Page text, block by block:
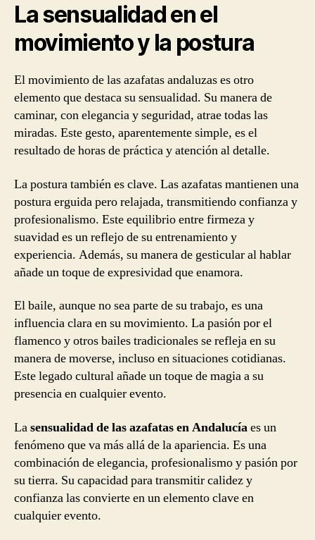
La sensualidad en el
movimiento y la postura
El movimiento de las azafatas andaluzas es otro
elemento que destaca su sensualidad. Su manera de
caminar, con elegancia y seguridad, atrae todas las
miradas. Este gesto, aparentemente simple, es el
resultado de horas de práctica y atención al detalle.
La postura también es clave. Las azafatas mantienen una
postura erguida pero relajada, transmitiendo confianza y
profesionalismo. Este equilibrio entre firmeza y
suavidad es un reflejo de su entrenamiento y
experiencia. Además, su manera de gesticular al hablar
añade un toque de expresividad que enamora.
El baile, aunque no sea parte de su trabajo, es una
influencia clara en su movimiento. La pasión por el
flamenco y otros bailes tradicionales se refleja en su
manera de moverse, incluso en situaciones cotidianas.
Este legado cultural añade un toque de magia a su
presencia en cualquier evento.
Lasensualidad de las azafatas en Andalucíaes un
fenómeno que va más allá de la apariencia. Es una
combinación de elegancia, profesionalismo y pasión por
su tierra. Su capacidad para transmitir calidez y
confianza las convierte en un elemento clave en
cualquier evento.